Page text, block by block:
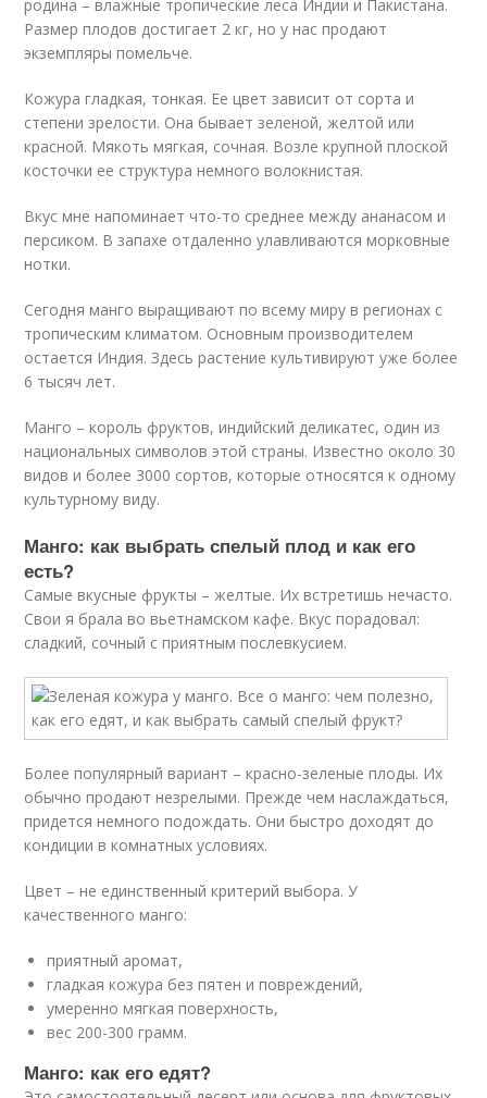
родина – влажные тропические леса Индии и Пакистана.
Размер плодов достигает 2 кг, но у нас продают
экземпляры помельче.
Кожура гладкая, тонкая. Ее цвет зависит от сорта и
степени зрелости. Она бывает зеленой, желтой или
красной. Мякоть мягкая, сочная. Возле крупной плоской
косточки ее структура немного волокнистая.
Вкус мне напоминает что-то среднее между ананасом и
персиком. В запахе отдаленно улавливаются морковные
нотки.
Сегодня манго выращивают по всему миру в регионах с
тропическим климатом. Основным производителем
остается Индия. Здесь растение культивируют уже более
6 тысяч лет.
Манго – король фруктов, индийский деликатес, один из
национальных символов этой страны. Известно около 30
видов и более 3000 сортов, которые относятся к одному
культурному виду.
Манго: как выбрать спелый плод и как его
есть?
Самые вкусные фрукты – желтые. Их встретишь нечасто.
Свои я брала во вьетнамском кафе. Вкус порадовал:
сладкий, сочный с приятным послевкусием.
Более популярный вариант – красно-зеленые плоды. Их
обычно продают незрелыми. Прежде чем наслаждаться,
придется немного подождать. Они быстро доходят до
кондиции в комнатных условиях.
Цвет – не единственный критерий выбора. У
качественного манго:
приятный аромат,
гладкая кожура без пятен и повреждений,
умеренно мягкая поверхность,
вес 200-300 грамм.
Манго: как его едят?